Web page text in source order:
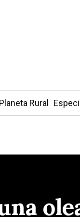
Rural